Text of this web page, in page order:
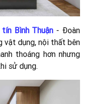
Bình Thuận - Đoàn
vật dụng, nội thất bên
thoáng hơn nhưng
sử dụng.